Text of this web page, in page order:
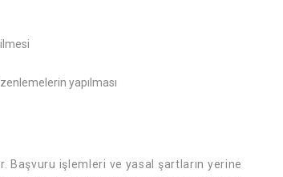
yapılması
Başvuru işlemleri ve yasal şartların yerine